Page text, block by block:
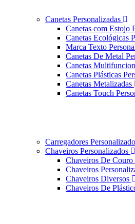
Canetas Personalizadas
Canetas com Estojo
Canetas Ecológicas
Marca Texto
Canetas De Metal
Canetas
Canetas Plásticas
Canetas Metalizadas
Canetas Touch
Carregadores
Chaveiros Personalizados
Chaveiros De Couro
Chaveiros
Chaveiros Diversos
Chaveiros De